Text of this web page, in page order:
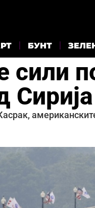
БУНТ
сили
Сирија